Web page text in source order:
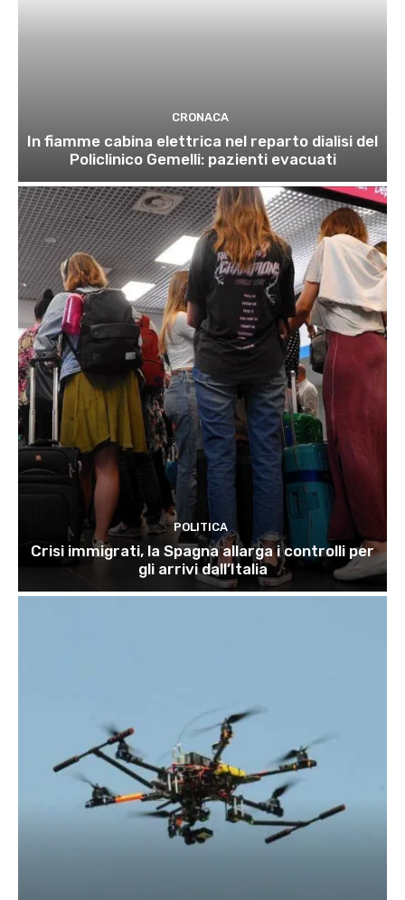
CRONACA
In fiamme cabina elettrica nel reparto dialisi del
Policlinico Gemelli: pazienti evacuati
POLITICA
Crisi immigrati, la Spagna allarga i controlli per
gli arrivi dall’Italia